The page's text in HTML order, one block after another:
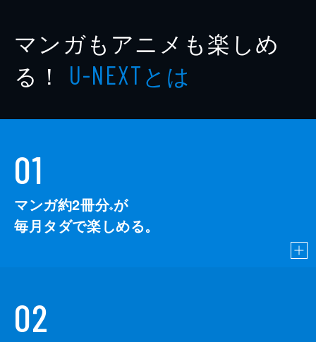
マンガもアニメも楽しめ
る！ U-NEXTとは
01
マンガ約2冊分※が
毎月タダで楽しめる。
02